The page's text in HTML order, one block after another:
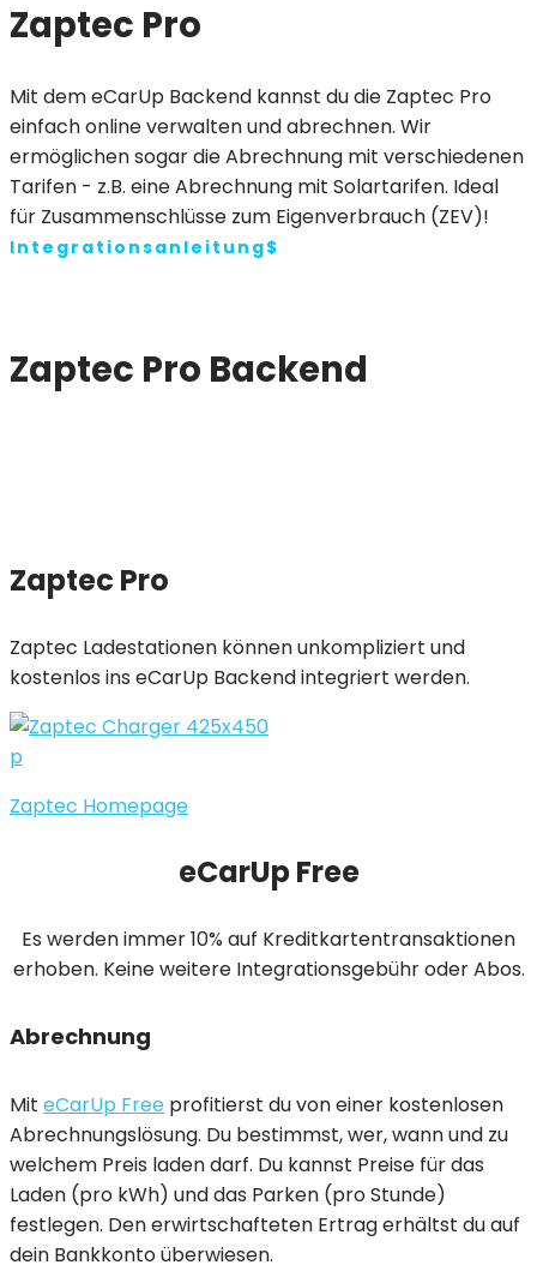
Zaptec Pro
Mit dem eCarUp Backend kannst du die Zaptec Pro
einfach online verwalten und abrechnen. Wir
ermöglichen sogar die Abrechnung mit verschiedenen
Tarifen - z.B. eine Abrechnung mit Solartarifen. Ideal
für Zusammenschlüsse zum Eigenverbrauch (ZEV)!
Integrationsanleitung
Zaptec Pro Backend
Zaptec Pro
Zaptec Ladestationen können unkompliziert und
kostenlos ins eCarUp Backend integriert werden.
p
Zaptec Homepage
eCarUp Free
Es werden immer 10% auf Kreditkartentransaktionen
erhoben. Keine weitere Integrationsgebühr oder Abos.
Abrechnung
Mit eCarUp Free profitierst du von einer kostenlosen
Abrechnungslösung. Du bestimmst, wer, wann und zu
welchem Preis laden darf. Du kannst Preise für das
Laden (pro kWh) und das Parken (pro Stunde)
festlegen. Den erwirtschafteten Ertrag erhältst du auf
dein Bankkonto überwiesen.